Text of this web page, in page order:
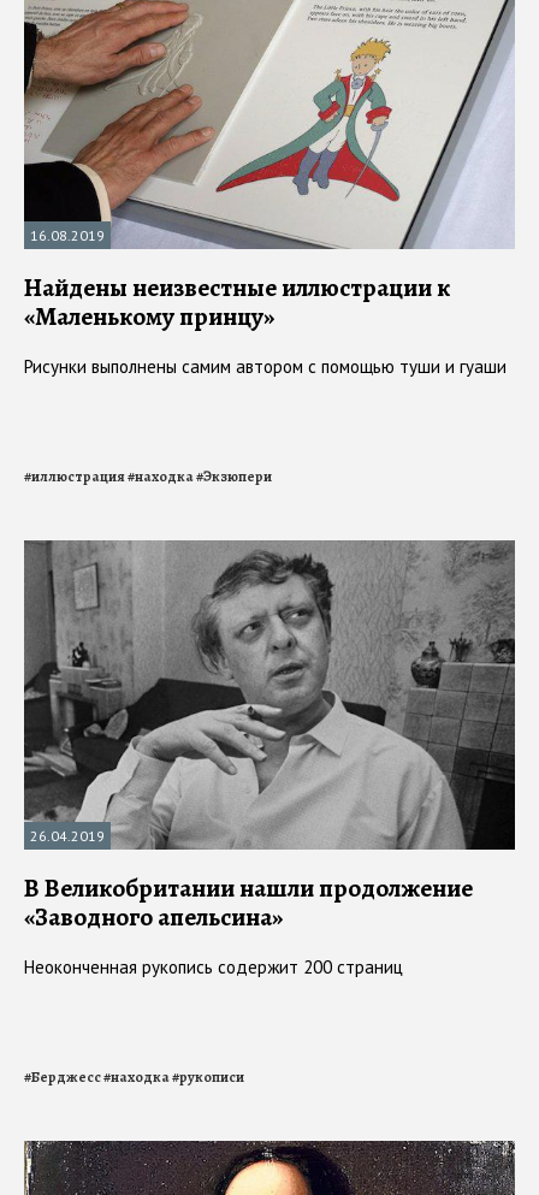
16.08.2019
Найдены неизвестные иллюстрации к
«Маленькому принцу»
Рисунки выполнены самим автором с помощью туши и гуаши
#иллюстрация#находка#Экзюпери
26.04.2019
В Великобритании нашли продолжение
«Заводного апельсина»
Неоконченная рукопись содержит 200 страниц
#Берджесс#находка#рукописи